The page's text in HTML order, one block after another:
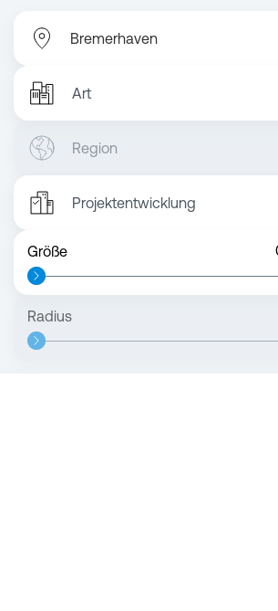
Art
Region
Projektentwicklung
Größe
Radius